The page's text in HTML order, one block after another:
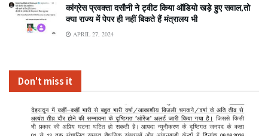
कांग्रेस प्रवक्ता दसौनी ने ट्वीट किया ऑडियो खड़े हुए सवाल,तो
क्या राज्य में पेपर ही नहीं बिकते हैं मंत्रालय भी
APRIL 27, 2024
Don't miss it